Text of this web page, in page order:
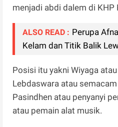
menjadi abdi dalem di
ALSO READ : Perupa
Kelam dan Titik Balik
Posisi itu yakni Wiyaga
Lebdaswara atau
Pasindhen atau penyanyi
atau pemain alat musik.